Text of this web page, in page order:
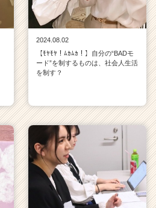
2024.08.02
【ﾓﾔﾓﾔ！ﾑｶﾑｶ！】自分の“BADモ
ード”を制するものは、社会人生活
を制す？